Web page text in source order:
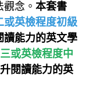
念。 本套書
或英檢程度初級
讀能力的英文學
或英檢程度中
閱讀能力的英